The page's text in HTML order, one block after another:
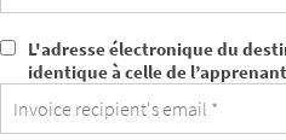
L'adresse
électronique
destinataire
L'adresse électronique du
identique à celle de